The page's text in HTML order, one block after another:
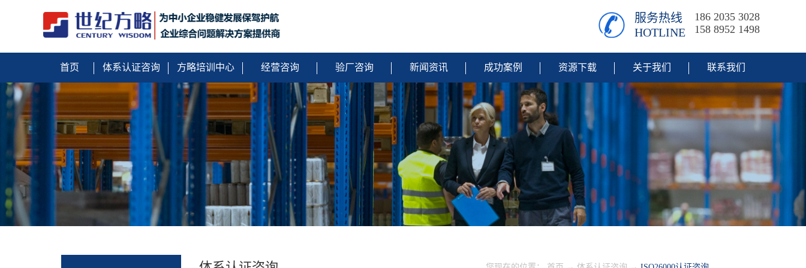
服务热线
HOTLINE
186 2035 3028
158 8952 1498
首页 体系认证咨询 方略培训中心 经营咨询 验厂咨询 新闻资讯 成功案例 资源下载 关于我们 联系我们